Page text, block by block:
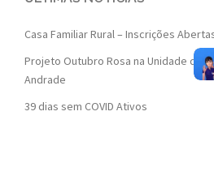
Casa Familiar Rural – Inscrições
Projeto Outubro Rosa na Unidade de
Andrade
39 dias sem COVID Ativos